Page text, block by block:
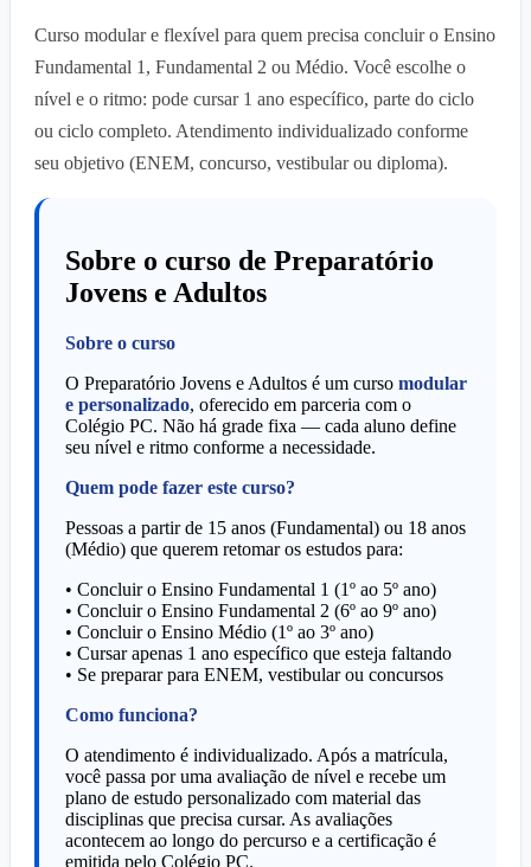
Curso modular e flexível para quem precisa concluir o Ensino
Fundamental 1, Fundamental 2 ou Médio. Você escolhe o
nível e o ritmo: pode cursar 1 ano específico, parte do ciclo
ou ciclo completo. Atendimento individualizado conforme
seu objetivo (ENEM, concurso, vestibular ou diploma).
Sobre o curso de Preparatório
Jovens e Adultos
Sobre o curso
O Preparatório Jovens e Adultos é um curso modular
e personalizado, oferecido em parceria com o
Colégio PC. Não há grade fixa — cada aluno define
seu nível e ritmo conforme a necessidade.
Quem pode fazer este curso?
Pessoas a partir de 15 anos (Fundamental) ou 18 anos
(Médio) que querem retomar os estudos para:
• Concluir o Ensino Fundamental 1 (1º ao 5º ano)
• Concluir o Ensino Fundamental 2 (6º ao 9º ano)
• Concluir o Ensino Médio (1º ao 3º ano)
• Cursar apenas 1 ano específico que esteja faltando
• Se preparar para ENEM, vestibular ou concursos
Como funciona?
O atendimento é individualizado. Após a matrícula,
você passa por uma avaliação de nível e recebe um
plano de estudo personalizado com material das
disciplinas que precisa cursar. As avaliações
acontecem ao longo do percurso e a certificação é
emitida pelo Colégio PC.